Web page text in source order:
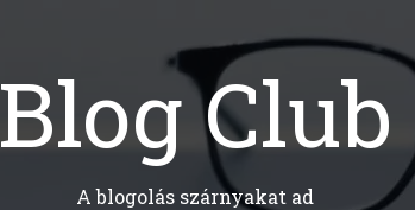
Blog Club
A blogolás szárnyakat ad